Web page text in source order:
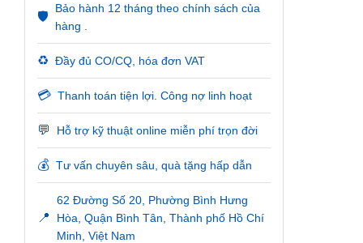
🛡️
Bảo hành 12 tháng theo chính sách của
hàng .
♻️ Đầy đủ CO/CQ, hóa đơn VAT
💳 Thanh toán tiện lợi. Công nợ linh hoạt
💬 Hỗ trợ kỹ thuật online miễn phí trọn đời
💰 Tư vấn chuyên sâu, quà tặng hấp dẫn
📍
62 Đường Số 20, Phường Bình Hưng
Hòa, Quận Bình Tân, Thành phố Hồ Chí
Minh, Việt Nam